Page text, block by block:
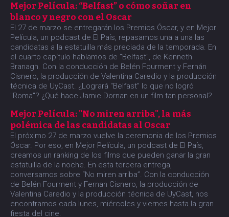
Mejor Película: “Belfast” o cómo soñar en
blanco y negro con el Oscar
El 27 de marzo se entregarán los Premios Óscar, y en Mejor
Película, un podcast de El País, repasamos una a una las
candidatas a la estatuilla más preciada de la temporada. En
el cuarto capítulo hablamos de "Belfast", de Kenneth
Branagh. Con la conducción de Belén Fourment y Fernán
Cisnero, la producción de Valentina Caredio y la producción
técnica de UyCast. ¿Logrará "Belfast" lo que no logró
"Roma"? ¿Qué hace Jamie Dornan en un film tan personal?
Mejor Película: "No miren arriba", la más
polémica de las candidatas al Oscar
El próximo 27 de marzo vuelve la ceremonia de los Premios
Óscar. Por eso, en Mejor Película, un podcast de El País,
creamos un ranking de los films que pueden ganar la gran
estatuilla de la noche. En esta tercera entrega,
conversamos sobre “No miren arriba”. Con la conducción
de Belén Fourment y Fernan Cisnero, la producción de
Valentina Caredio y la producción técnica de UyCast, nos
encontramos cada lunes, miércoles y viernes hasta la gran
fiesta del cine.